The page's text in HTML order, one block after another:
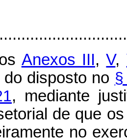
Anexos III,V,
disposto no
, mediante
de que
no